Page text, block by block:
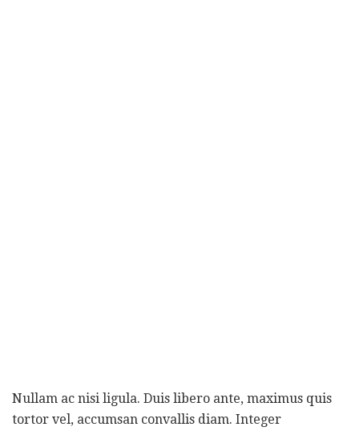
Nullam ac nisi ligula. Duis libero ante, maximus quis
tortor vel, accumsan convallis diam. Integer